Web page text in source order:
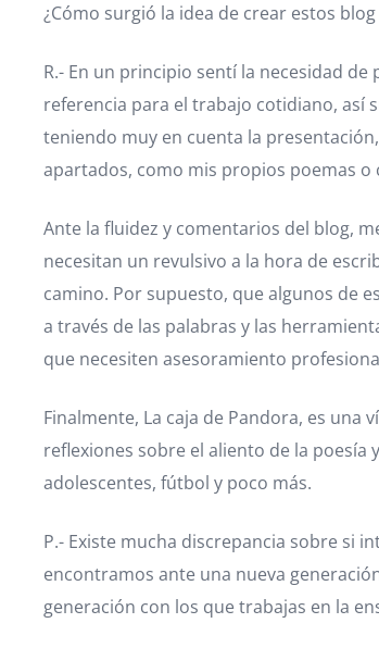
¿Cómo surgió la idea de crear estos
R.- En un principio sentí la necesidad
referencia para el trabajo cotidiano, así
teniendo muy en cuenta la
apartados, como mis propios poemas o
Ante la fluidez y comentarios del blog,
necesitan un revulsivo a la hora de
camino. Por supuesto, que algunos de
a través de las palabras y las
que necesiten asesoramiento
Finalmente, La caja de Pandora, es
reflexiones sobre el aliento de la poesía
adolescentes, fútbol y poco más.
P.- Existe mucha discrepancia sobre si
encontramos ante una nueva
generación con los que trabajas en la